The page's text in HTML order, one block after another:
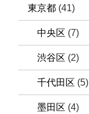
東京都 (41)
中央区 (7)
渋谷区 (2)
千代田区 (5)
墨田区 (4)